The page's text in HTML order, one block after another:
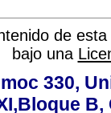
de
bajo una
330,